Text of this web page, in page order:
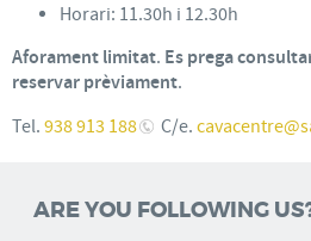
Horari: 11.30h i 12.30h
Aforament limitat. Es prega
reservar prèviament.
Tel. 938 913 188 C/e. cavacentre
ARE YOU FOLLOWING